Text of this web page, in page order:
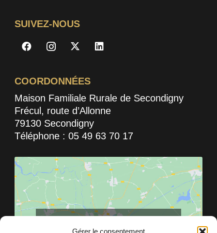
Gérer le consentement
SUIVEZ-NOUS
COORDONNÉES
Maison Familiale Rurale de Secondigny
Frécul, route d’Allonne
79130 Secondigny
Téléphone : 05 49 63 70 17
service